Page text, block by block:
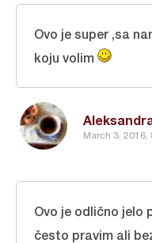
March 3, 2016,
Ovo je super ,sa
koju volim
Ovo je odlično jelo
često pravim ali